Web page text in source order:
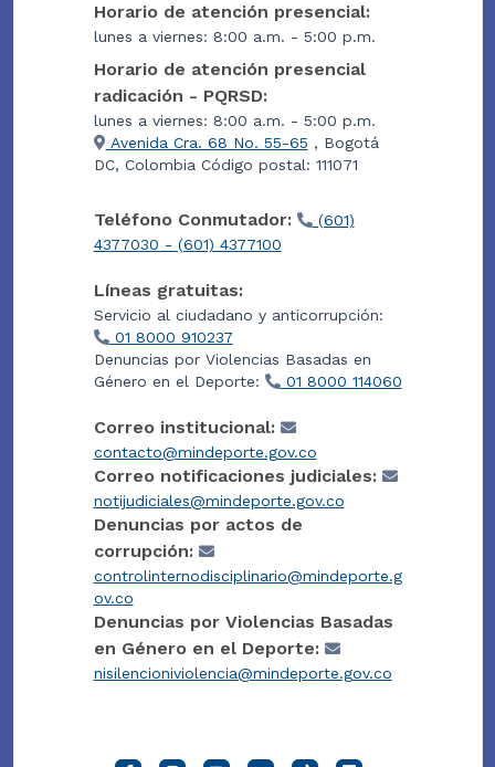
Horario de atención presencial:
lunes a viernes: 8:00 a.m. - 5:00 p.m.
Horario de atención presencial
radicación - PQRSD:
lunes a viernes: 8:00 a.m. - 5:00 p.m.
Avenida Cra. 68 No. 55-65 , Bogotá
DC, Colombia Código postal: 111071
Teléfono Conmutador:
(601)
4377030 - (601) 4377100
Líneas gratuitas:
Servicio al ciudadano y anticorrupción:
01 8000 910237
Denuncias por Violencias Basadas en
Género en el Deporte:
01 8000 114060
Correo institucional:
contacto@mindeporte.gov.co
Correo notificaciones judiciales:
notijudiciales@mindeporte.gov.co
Denuncias por actos de
corrupción:
controlinternodisciplinario@mindeporte.g
ov.co
Denuncias por Violencias Basadas
en Género en el Deporte:
nisilencioniviolencia@mindeporte.gov.co